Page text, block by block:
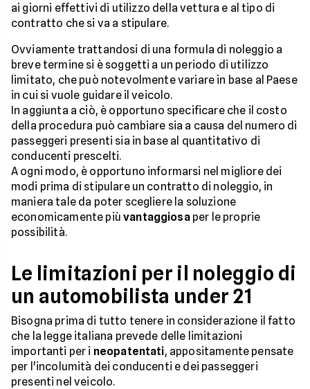
ai giorni effettivi di utilizzo della vettura e al tipo di
contratto che si va a stipulare.
Ovviamente trattandosi di una formula di noleggio a
breve termine si è soggetti a un periodo di utilizzo
limitato, che può notevolmente variare in base al Paese
in cui si vuole guidare il veicolo.
In aggiunta a ciò, è opportuno specificare che il costo
della procedura può cambiare sia a causa del numero di
passeggeri presenti sia in base al quantitativo di
conducenti prescelti.
A ogni modo, è opportuno informarsi nel migliore dei
modi prima di stipulare un contratto di noleggio, in
maniera tale da poter scegliere la soluzione
economicamente piùvantaggiosaper le proprie
possibilità.
Le limitazioni per il noleggio di
un automobilista under 21
Bisogna prima di tutto tenere in considerazione il fatto
che la legge italiana prevede delle limitazioni
importanti per i neopatentati, appositamente pensate
per l'incolumità dei conducenti e dei passeggeri
presenti nel veicolo.